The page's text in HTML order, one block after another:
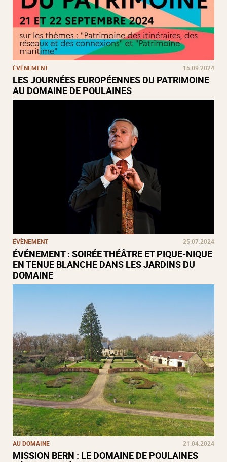
ÉVÈNEMENT 15.09.2024
LES JOURNÉES EUROPÉENNES DU PATRIMOINE
AU DOMAINE DE POULAINES
ÉVÈNEMENT 25.07.2024
ÉVÉNEMENT : SOIRÉE THÉÂTRE ET PIQUE-NIQUE
EN TENUE BLANCHE DANS LES JARDINS DU
DOMAINE
AU DOMAINE 21.04.2024
MISSION BERN : LE DOMAINE DE POULAINES